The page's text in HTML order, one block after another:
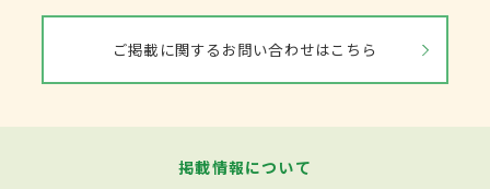
ご掲載に関するお問い合わせはこちら
掲載情報について